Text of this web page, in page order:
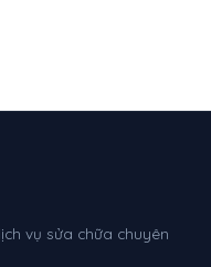
vụ sửa chữa chuyên